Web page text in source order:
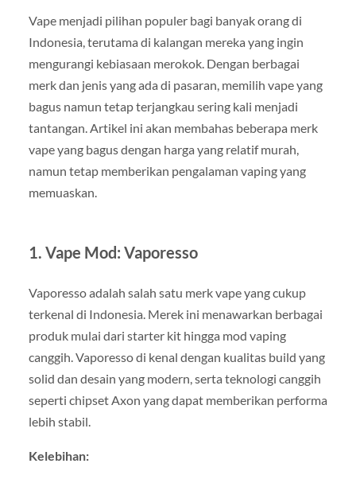
Vape menjadi pilihan populer bagi banyak orang di
Indonesia, terutama di kalangan mereka yang ingin
mengurangi kebiasaan merokok. Dengan berbagai
merk dan jenis yang ada di pasaran, memilih vape yang
bagus namun tetap terjangkau sering kali menjadi
tantangan. Artikel ini akan membahas beberapa merk
vape yang bagus dengan harga yang relatif murah,
namun tetap memberikan pengalaman vaping yang
memuaskan.
1. Vape Mod: Vaporesso
Vaporesso adalah salah satu merk vape yang cukup
terkenal di Indonesia. Merek ini menawarkan berbagai
produk mulai dari starter kit hingga mod vaping
canggih. Vaporesso di kenal dengan kualitas build yang
solid dan desain yang modern, serta teknologi canggih
seperti chipset Axon yang dapat memberikan performa
lebih stabil.
Kelebihan: